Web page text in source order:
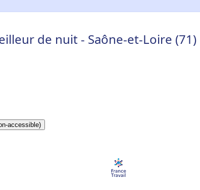
de nuit - Saône-et-Loire (71)
accessible)